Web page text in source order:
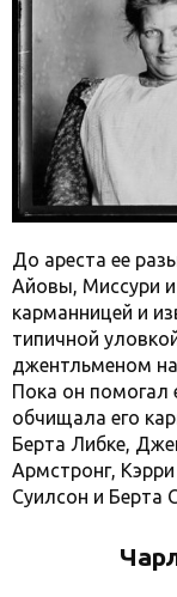
До ареста ее
Айовы, Миссури
карманницей и
типичной
джентльменом
Пока он помогал
обчищала его
Берта Либке,
Армстронг,
Суилсон и Берта